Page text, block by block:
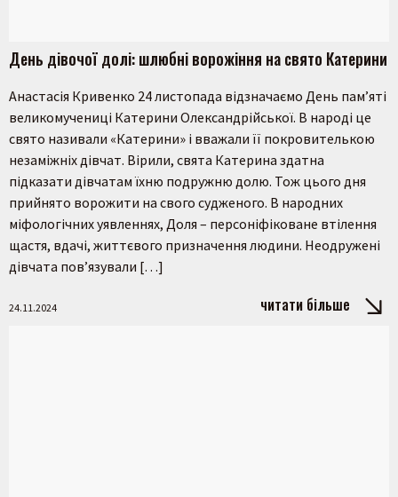
День дівочої долі: шлюбні ворожіння на свято Катерини
Анастасія Кривенко 24 листопада відзначаємо День пам’яті
великомучениці Катерини Олександрійської. В народі це
свято називали «Катерини» і вважали її покровителькою
незаміжніх дівчат. Вірили, свята Катерина здатна
підказати дівчатам їхню подружню долю. Тож цього дня
прийнято ворожити на свого судженого. В народних
міфологічних уявленнях, Доля – персоніфіковане втілення
щастя, вдачі, життєвого призначення людини. Неодружені
дівчата пов’язували […]
24.11.2024 читати більше